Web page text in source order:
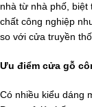
nhà từ nhà phố, biệt
chất công nghiệp
so với cửa truyền
Ưu điểm cửa gỗ
Có nhiều kiểu dáng